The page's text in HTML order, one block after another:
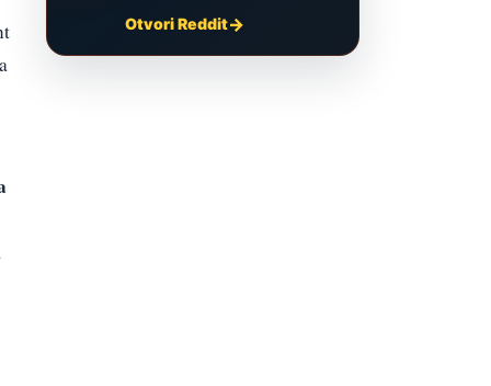
Otvori Reddit